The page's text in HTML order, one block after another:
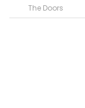
The Doors